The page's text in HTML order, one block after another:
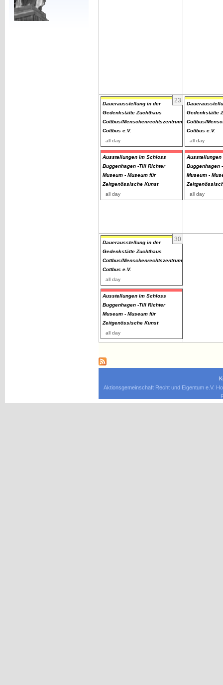
23
Dauerausstellung in der
Gedenkstätte Zuchthaus
Cottbus/Menschenrechtszentrum
Cottbus e.V.
all day
Ausstellungen im Schloss
Buggenhagen -Till Richter
Museum - Museum für
Zeitgenössische Kunst
all day
Gedenkstätte
Cottbus/
Cottbus e.V.
all day
Buggenhagen
Museum -
all day
30
Dauerausstellung in der
Gedenkstätte Zuchthaus
Cottbus/Menschenrechtszentrum
Cottbus e.V.
all day
Ausstellungen im Schloss
Buggenhagen -Till Richter
Museum - Museum für
Zeitgenössische Kunst
all day
Aktionsgemeinschaft Recht und Eigentum e.V.